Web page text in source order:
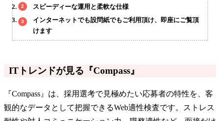
スピーディーな運用と柔軟な仕様
インターネットでも設問紙でもご利用頂け、即座にご覧頂
けます
ITトレンドが見る『Compass』
『Compass』は、採用選考で見極めたい応募者の特性を、客
観的なデータとして把握できるWeb適性検査です。ストレス